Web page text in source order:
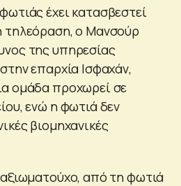
έχει κατασβεστεί
τηλεόραση, ο Μανσούρ
της υπηρεσίας
επαρχία Ισφαχάν,
ομάδα προχωρεί σε
ενώ η φωτιά δεν
βιομηχανικές
από τη φωτιά